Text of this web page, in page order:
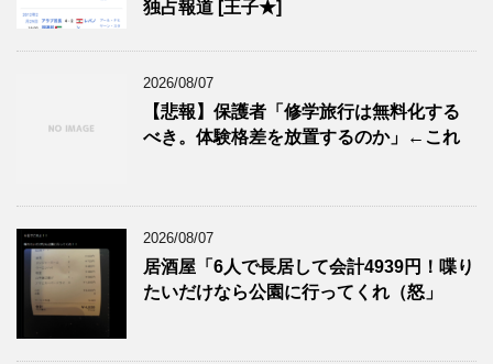
独占報道 [王子★]
2026/08/07
【悲報】保護者「修学旅行は無料化する
べき。体験格差を放置するのか」←これ
2026/08/07
居酒屋「6人で長居して会計4939円！喋り
たいだけなら公園に行ってくれ（怒」